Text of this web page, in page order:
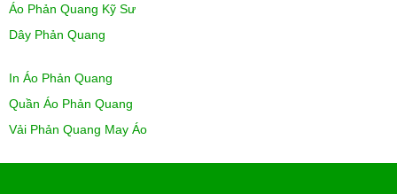
Áo Phản Quang Kỹ Sư
Dây Phản Quang
In Áo Phản Quang
Quần Áo Phản Quang
Vải Phản Quang May Áo